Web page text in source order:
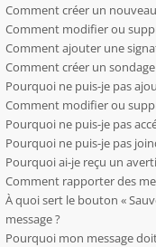
Comment créer un
Comment modifier ou
Comment ajouter une
Comment créer un sondage
Pourquoi ne puis-je pas
Comment modifier ou
Pourquoi ne puis-je pas
Pourquoi ne puis-je pas
Pourquoi ai-je reçu un
Comment rapporter des
À quoi sert le bouton «
message ?
Pourquoi mon message